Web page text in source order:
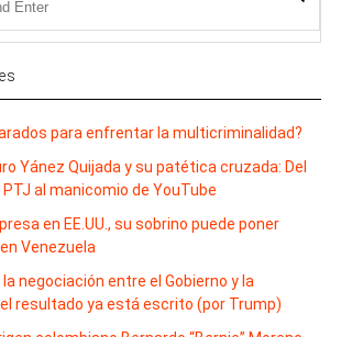
para enfrentar la multicriminalidad?
Yánez Quijada y su patética cruzada: Del
al manicomio de YouTube
en EE.UU., su sobrino puede poner
Venezuela
negociación entre el Gobierno y la
resultado ya está escrito (por Trump)